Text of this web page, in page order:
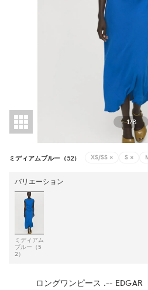
1/8
ミディアムブルー（52） XS/SS × S ×
バリエーション
ミディアム
ブルー（5
2）
ロングワンピース .-- EDGAR